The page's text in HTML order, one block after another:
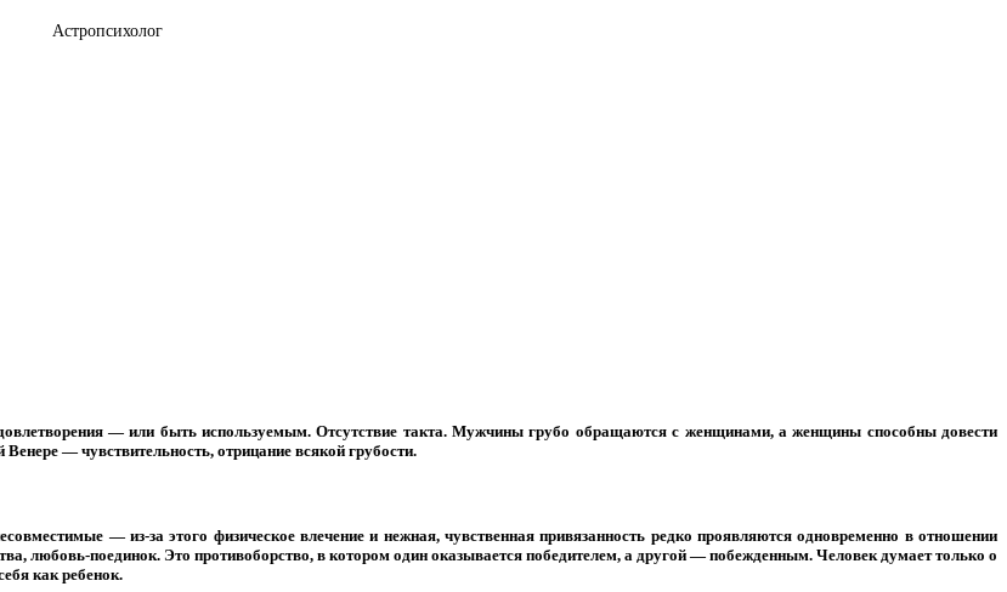
Астропсихолог
— или быть используемым. Отсутствие такта. Мужчины грубо обращаются с женщинами, а женщины способны довести
— чувствительность, отрицание всякой грубости.
— из-за этого физическое влечение и нежная, чувственная привязанность редко проявляются одновременно в отношении
любовь-поединок. Это противоборство, в котором один оказывается победителем, а другой — побежденным. Человек думает только о
как ребенок.